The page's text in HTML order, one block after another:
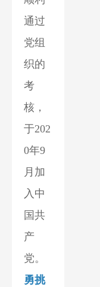
通过
党组
织的
考
核，
于202
0年9
月加
入中
国共
产
党。
勇挑